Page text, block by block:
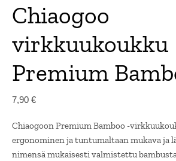
Chiaogoo
virkkuukoukku
Premium
7,90 €
Chiaogoon Premium Bamboo -
ergonominen ja tuntumaltaan mukava ja
nimensä mukaisesti valmistettu